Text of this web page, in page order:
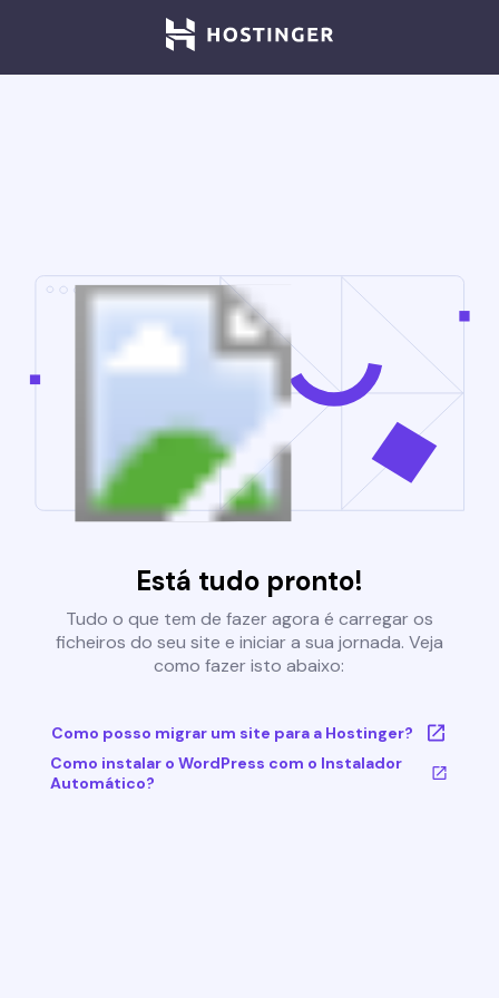
Está tudo pronto!
Tudo o que tem de fazer agora é carregar os
ficheiros do seu site e iniciar a sua jornada. Veja
como fazer isto abaixo:
Como posso migrar um site para a Hostinger?
Como instalar o WordPress com o Instalador
Automático?